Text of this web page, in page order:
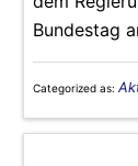
Bundestag
Categorized as: